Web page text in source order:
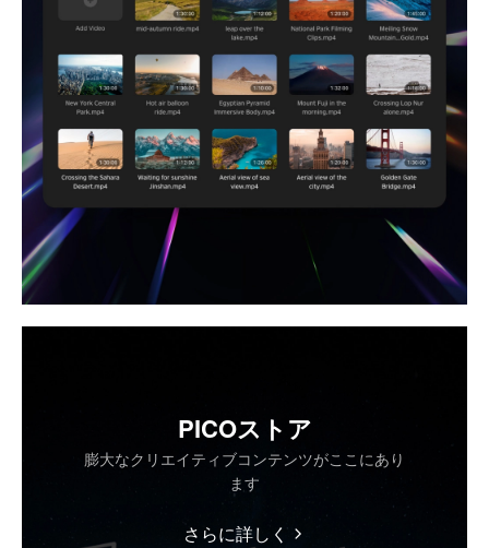
PICOストア
膨大なクリエイティブコンテンツがここにあり
ます
さらに詳しく